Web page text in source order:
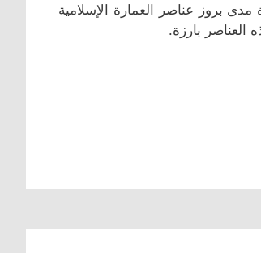
في الصورة مدى بروز عناصر العمارة الإسلامية
العناصر بارزة.